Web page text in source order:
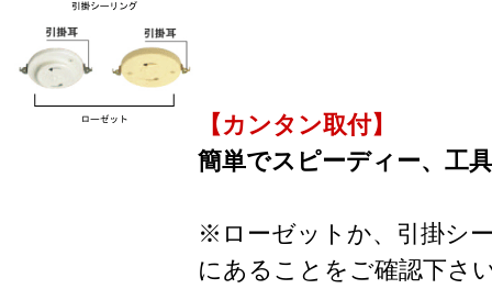
【カンタン取付】
簡単でスピーディー、工
※ローゼットか、引掛シ
にあることをご確認下さ